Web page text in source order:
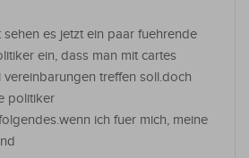
sehen es jetzt ein paar fuehrende
ein, dass man mit cartes
vereinbarungen treffen soll.doch
politiker
ich fuer mich, meine